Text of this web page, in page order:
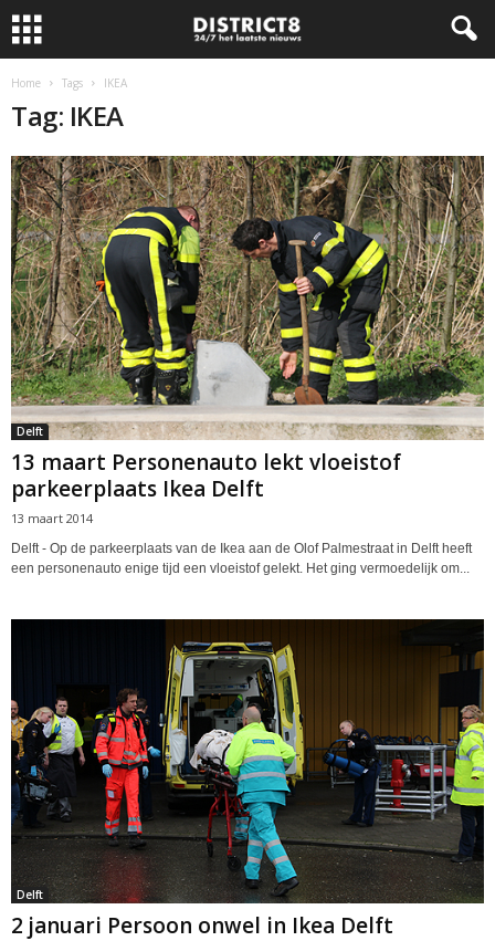
Home Tags IKEA
Tag: IKEA
Delft
13 maart Personenauto lekt vloeistof
parkeerplaats Ikea Delft
13 maart 2014
Delft - Op de parkeerplaats van de Ikea aan de Olof Palmestraat in Delft heeft
een personenauto enige tijd een vloeistof gelekt. Het ging vermoedelijk om...
Delft
2 januari Persoon onwel in Ikea Delft